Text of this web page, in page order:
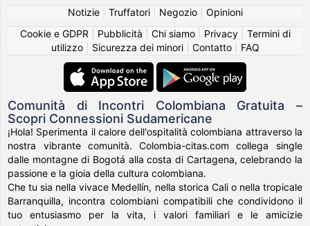
Notizie| Truffatori| Negozio| Opinioni
Cookie e GDPR
Pubblicità Chi siamo| Privacy| Termini di
utilizzo| Sicurezza dei minori| Contatto| FAQ
Comunità di Incontri Colombiana Gratuita –
Scopri Connessioni Sudamericane
¡Hola! Sperimenta il calore dell'ospitalità colombiana attraverso la
nostra vibrante comunità. Colombia-citas.com collega single
dalle montagne di Bogotá alla costa di Cartagena, celebrando la
passione e la gioia della cultura colombiana.
Che tu sia nella vivace Medellín, nella storica Cali o nella tropicale
Barranquilla, incontra colombiani compatibili che condividono il
tuo entusiasmo per la vita, i valori familiari e le amicizie